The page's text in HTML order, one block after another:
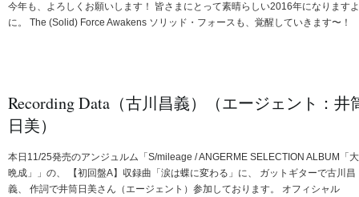
今年も、よろしくお願いします！ 皆さまにとって素晴らしい2016年になります
に。 The (Solid) Force Awakens ソリッド・フォースも、覚醒していきます〜！
Recording Data（古川昌義）（エージェント：井
日美）
本日11/25発売のアンジュルム「S/mileage / ANGERME SELECTION ALBUM「
晩成」」の、 【初回盤A】収録曲「涙は蝶に変わる」に、 ガットギターで古川昌
義、 作詞で井筒日美さん（エージェント）参加しております。 オフィシャル